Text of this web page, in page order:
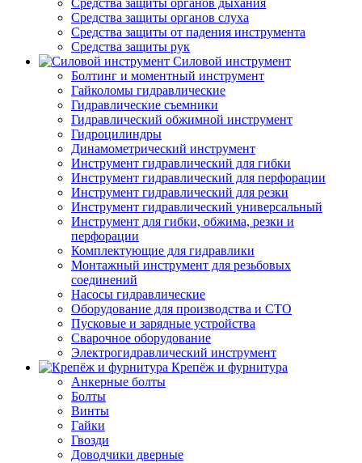
Средства защиты органов дыхания
Средства защиты органов слуха
Средства защиты от падения инструмента
Средства защиты рук
Силовой инструмент
Болтинг и моментный инструмент
Гайколомы гидравлические
Гидравлические съемники
Гидравлический обжимной инструмент
Гидроцилиндры
Динамометрический инструмент
Инструмент гидравлический для гибки
Инструмент гидравлический для перфорации
Инструмент гидравлический для резки
Инструмент гидравлический универсальный
Инструмент для гибки, обжима, резки и
перфорации
Комплектующие для гидравлики
Монтажный инструмент для резьбовых
соединений
Насосы гидравлические
Оборудование для производства и СТО
Пусковые и зарядные устройства
Сварочное оборудование
Электрогидравлический инструмент
Крепёж и фурнитура
Анкерные болты
Болты
Винты
Гайки
Гвозди
Доводчики дверные